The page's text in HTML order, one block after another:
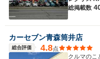
総掲載数
カーセブン青森筒井店
総合評価 4.8点
クルマのこ